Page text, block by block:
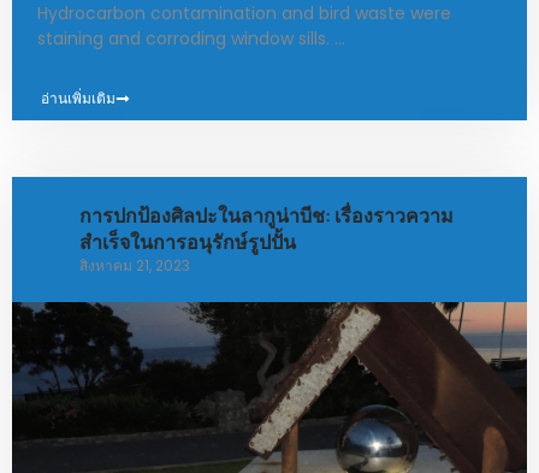
Hydrocarbon contamination and bird waste were
staining and corroding window sills. …
อ่านเพิ่มเติม
การปกป้องศิลปะในลากูน่าบีช: เรื่องราวความ
สำเร็จในการอนุรักษ์รูปปั้น
สิงหาคม 21, 2023